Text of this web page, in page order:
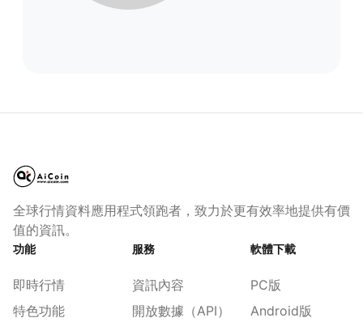
全球行情資料應用程式領跑者，致力於更有效率地提供有價
值的資訊。
功能
即時行情
特色功能
服務
資訊內容
開放數據（API）
軟體下載
PC版
Android版